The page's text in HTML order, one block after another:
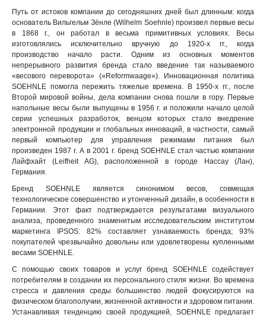
Путь от истоков компании до сегодняшних дней был длинным: когда
основатель Вильгельм Зёнле (Wilhelm Soehnle) произвел первые весы
в 1868 г., он работал в весьма примитивных условиях. Весы
изготовлялись исключительно вручную до 1920-х гг., когда
производство начало расти. Одним из основных моментов
непрерывного развития бренда стало введение так называемого
«весового переворота» («Reformwaage»). Инновационная политика
SOEHNLE помогла пережить тяжелые времена. В 1950-х гг., после
Второй мировой войны, дела компании снова пошли в гору. Первые
напольные весы были выпущены в 1956 г. и положили начало целой
серии успешных разработок, венцом которых стало внедрение
электронной продукции и глобальных инноваций, в частности, самый
первый компьютер для управления режимами питания был
произведен 1987 г. А в 2001 г. бренд SOEHNLE стал частью компании
Лайфхайт (Leifheit AG), расположенной в городе Нассау (Лан),
Германия.
Бренд SOEHNLE является синонимом весов, совмещая
технологическое совершенство и утонченный дизайн, в особенности в
Германии. Этот факт подтверждается результатами визуального
анализа, проведенного знаменитым исследовательским институтом
маркетинга IPSOS: 82% составляет узнаваемость бренда; 93%
покупателей чрезвычайно довольны или удовлетворены купленными
весами SOEHNLE.
С помощью своих товаров и услуг бренд SOEHNLE содействует
потребителям в создании их персонального стиля жизни. Во времена
стресса и давления среды большинство людей фокусируются на
физическом благополучии, жизненной активности и здоровом питании.
Устанавливая тенденцию своей продукцией, SOEHNLE предлагает